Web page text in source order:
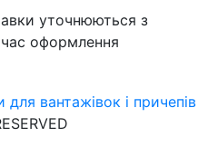
уточнюються з
оформлення